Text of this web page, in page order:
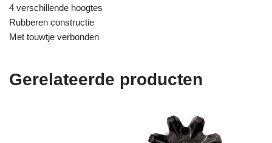
4 verschillende hoogtes
Rubberen constructie
Met touwtje verbonden
Gerelateerde producten